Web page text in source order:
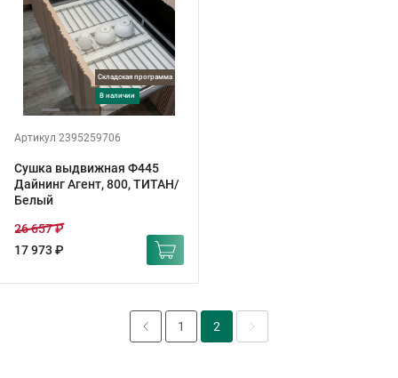
Складская программа
в наличии
Артикул 2395259706
Сушка выдвижная Ф445
Дайнинг Агент, 800, ТИТАН/
Белый
17 973 ₽
26 657 ₽
1 2